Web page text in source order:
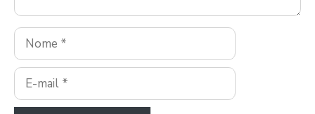
Nome
E-
mail